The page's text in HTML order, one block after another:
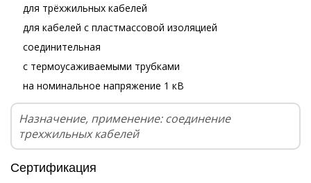
для трёхжильных кабелей
для кабелей с пластмассовой изоляцией
соединительная
с термоусаживаемыми трубками
на номинальное напряжение 1 кВ
Назначение, применение: соединение
трехжильных кабелей
Сертификация